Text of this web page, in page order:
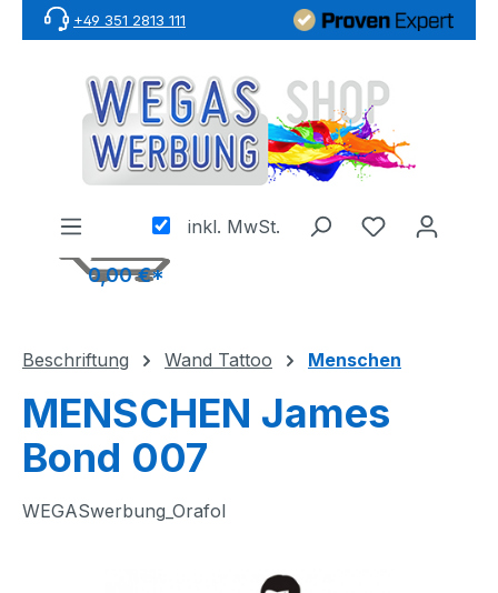
Zum Hauptinhalt springen
+49 351 2813 111
inkl. MwSt.
0,00 €*
Beschriftung Wand Tattoo Menschen
MENSCHEN James
Bond 007
WEGASwerbung_Orafol